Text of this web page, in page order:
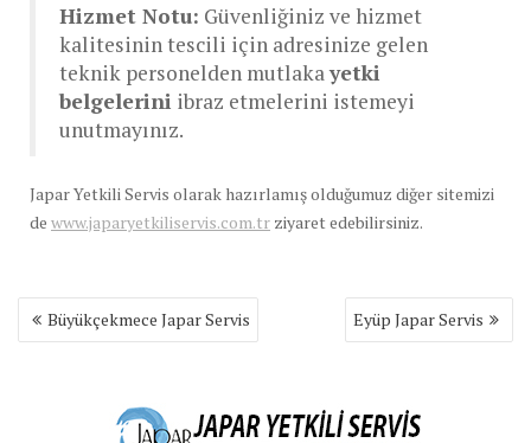
Hizmet Notu: Güvenliğiniz ve hizmet
kalitesinin tescili için adresinize gelen
teknik personelden mutlakayetki
belgelerini ibraz etmelerini istemeyi
unutmayınız.
Japar Yetkili Servis olarak hazırlamış olduğumuz diğer sitemizi
de www.japaryetkiliservis.com.tr ziyaret edebilirsiniz.
Yazı
gezinmesi
Büyükçekmece Japar Servis Eyüp Japar Servis